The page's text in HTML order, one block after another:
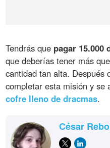
Tendrás que pagar 15.000
que deberías tener más
cantidad tan alta. Después
completar esta misión y se
cofre lleno de dracmas.
César